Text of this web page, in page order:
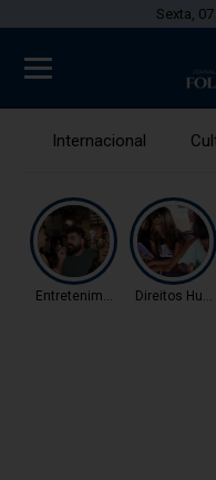
Sexta,
Internacional
Entretenimento Direitos